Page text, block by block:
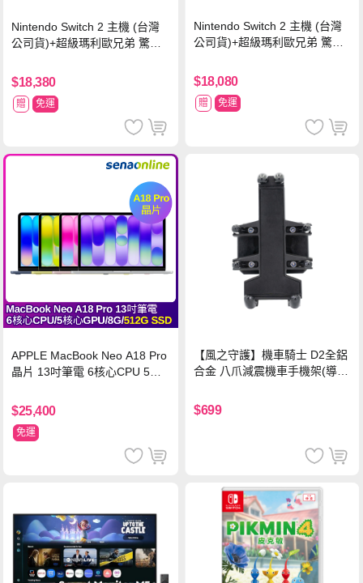
Nintendo Switch 2 主機 (台灣
公司貨)+超級瑪利歐兄弟 驚奇
器
$18,380
贈 免運
Nintendo Switch 2 主機 (台灣
公司貨)+超級瑪利歐兄弟 驚奇
球 狂熱 中文版
$18,080
贈 免運
APPLE MacBook Neo A18 Pro
晶片 13吋筆電 6核心CPU 5核
$25,400
免運
【風之守護】機車騎士 D2全鋁
合金 八爪減震機車手機架(導航
族)
$699